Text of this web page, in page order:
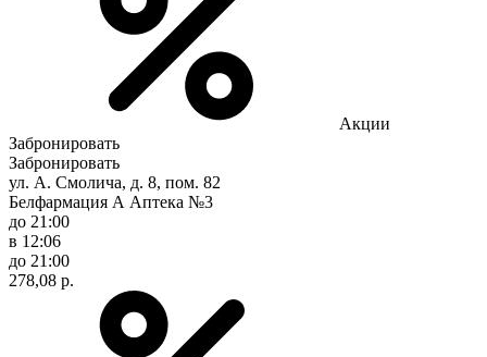
Акции
Забронировать
Забронировать
ул. А. Смолича, д. 8, пом. 82
Белфармация А Аптека №3
до 21:00
в 12:06
до 21:00
278,08 р.